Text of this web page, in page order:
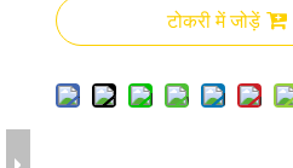
टोकरी में जोड़ें